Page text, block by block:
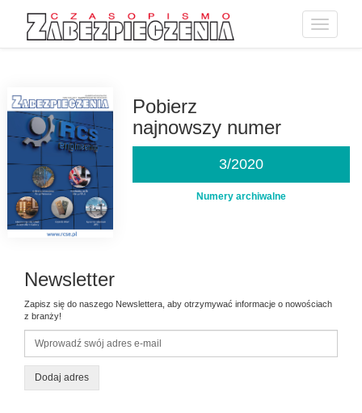
Toggle
Pobierz
najnowszy numer
3/2020
Numery archiwalne
Newsletter
Zapisz się do naszego Newslettera, aby otrzymywać informacje o nowościach
z branży!
Dodaj adres